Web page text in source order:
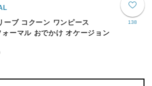
138
ーブ コクーン ワンピース
ーマル おでかけ オケージョン